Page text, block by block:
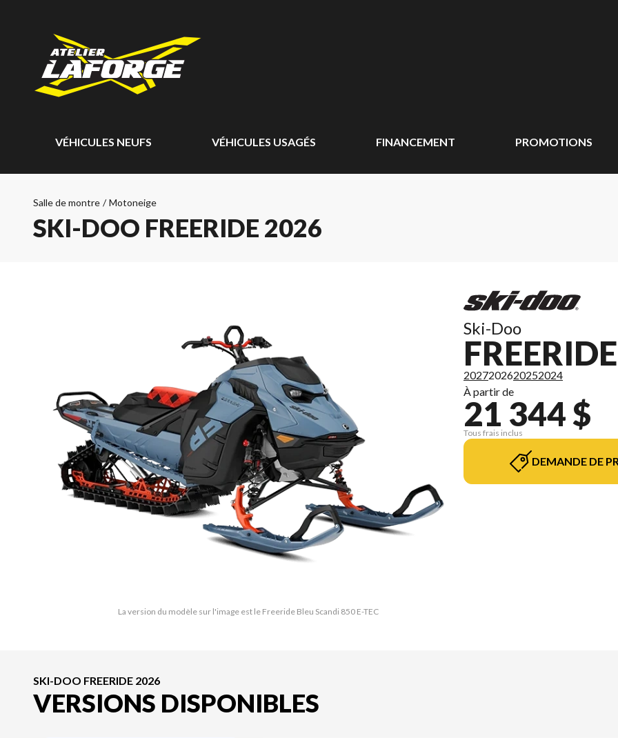
VÉHICULES NEUFS VÉHICULES USAGÉS FINANCEMENT PROMOTIONS
Salle de montre / Motoneige
SKI-DOO FREERIDE 2026
La version du modèle sur l'image est le Freeride Bleu Scandi 850 E-TEC
Ski-Doo
2027202620252024
À partir de
21 344 $
Tous frais inclus
DEMANDE DE
SKI-DOO FREERIDE 2026
VERSIONS DISPONIBLES